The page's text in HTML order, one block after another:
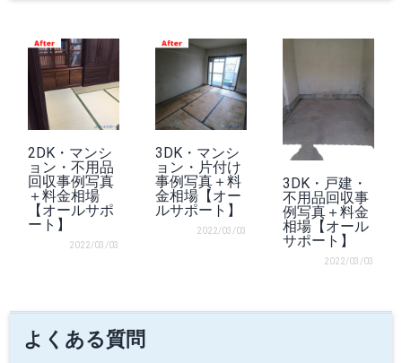
2DK・マンシ
ョン・不用品
回収事例写真
＋料金相場
【オールサポ
ート】
2022/03/03
3DK・マンシ
ョン・片付け
事例写真＋料
金相場【オー
ルサポート】
2022/03/03
3DK・戸建・
不用品回収事
例写真＋料金
相場【オール
サポート】
2022/03/03
よくある質問